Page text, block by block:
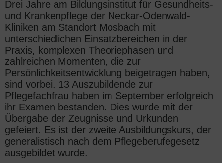
Drei Jahre am Bildungsinstitut für Gesundheits-
und Krankenpflege der Neckar-Odenwald-
Kliniken am Standort Mosbach mit
unterschiedlichen Einsatzbereichen in der
Praxis, komplexen Theoriephasen und
zahlreichen Momenten, die zur
Persönlichkeitsentwicklung beigetragen haben,
sind vorbei. 13 Auszubildende zur
Pflegefachfrau haben im September erfolgreich
ihr Examen bestanden. Dies wurde mit der
Übergabe der Zeugnisse und Urkunden
gefeiert. Es ist der zweite Ausbildungskurs, der
generalistisch nach dem Pflegeberufegesetz
ausgebildet wurde.